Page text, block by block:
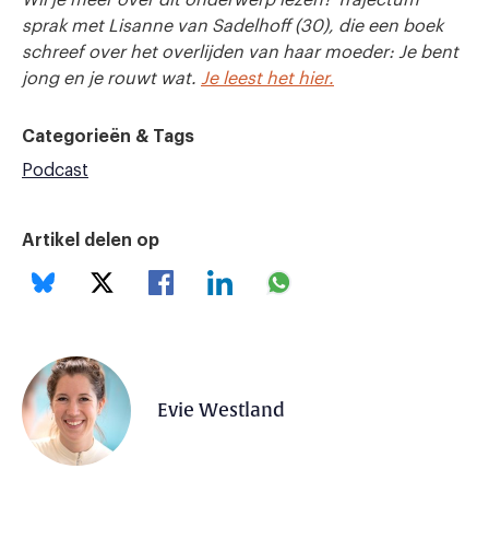
sprak met Lisanne van Sadelhoff (30), die een boek
schreef over het overlijden van haar moeder: Je bent
jong en je rouwt wat. Je leest het hier.
Categorieën & Tags
Podcast
Artikel delen op
Evie Westland